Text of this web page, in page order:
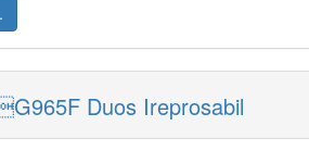
Duos Ireprosabil